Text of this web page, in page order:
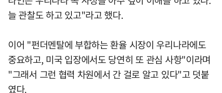
늘 관찰도 하고 있고"라고 했다.
이어 "펀더멘탈에 부합하는 환율 시장이 우리나라에도
중요하고, 미국 입장에서도 당연히 또 관심 사항"이라며
"그래서 그런 협력 차원에서 간 걸로 알고 있다"고 덧붙
였다.